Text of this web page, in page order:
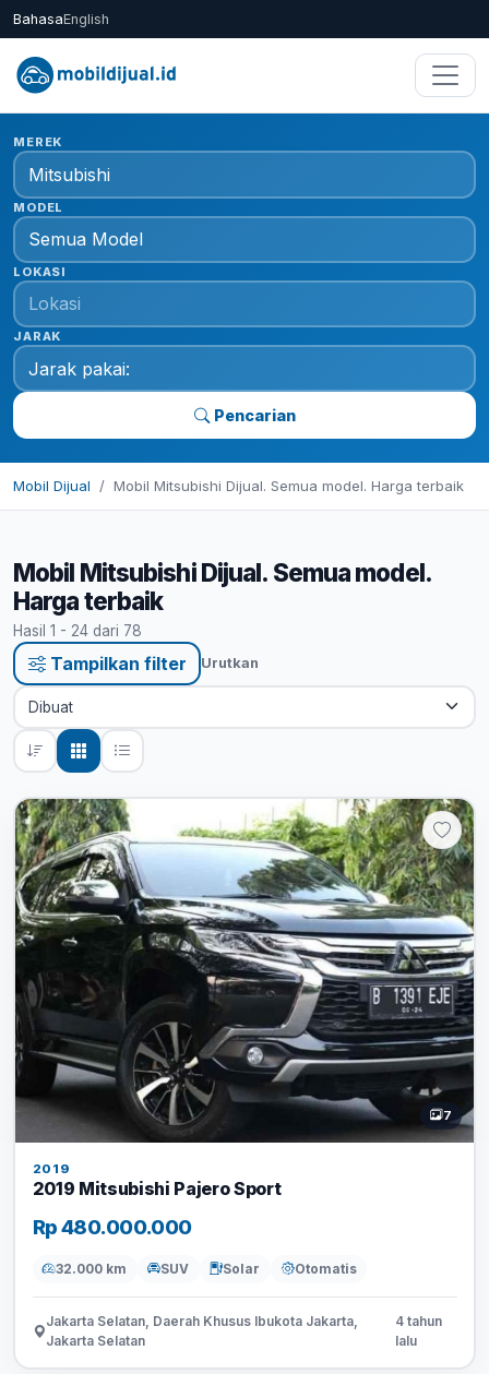
BahasaEnglish
MEREK
MODEL
LOKASI
JARAK
Pencarian
Mobil Dijual Mobil Mitsubishi Dijual. Semua model. Harga terbaik
Mobil Mitsubishi Dijual. Semua model.
Harga terbaik
Hasil 1 - 24 dari 78
Tampilkan filter Urutkan
7
2019
2019 Mitsubishi Pajero Sport
Rp 480.000.000
32.000 km SUV Solar Otomatis
Jakarta Selatan, Daerah Khusus Ibukota Jakarta,
Jakarta Selatan
4 tahun
lalu